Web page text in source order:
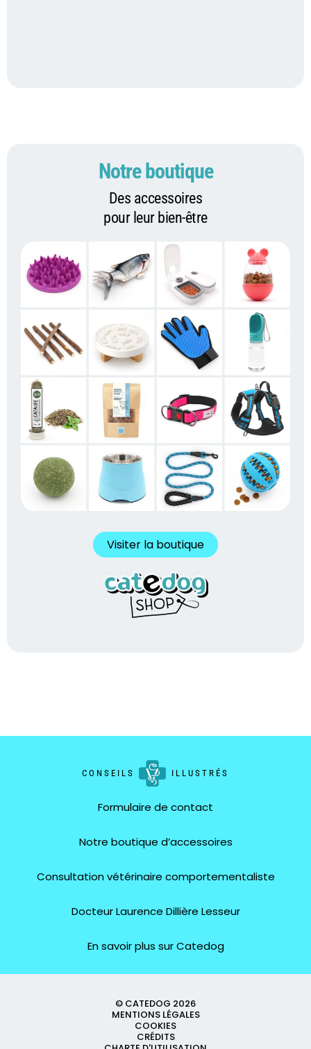
Notre boutique
Des accessoires
pour leur bien-être
Visiter la boutique
CONSEILS ILLUSTRÉS
Formulaire de contact
Notre boutique d’accessoires
Consultation vétérinaire comportementaliste
Docteur Laurence Dillière Lesseur
En savoir plus sur Catedog
© CATEDOG 2026
MENTIONS LÉGALES
COOKIES
CRÉDITS